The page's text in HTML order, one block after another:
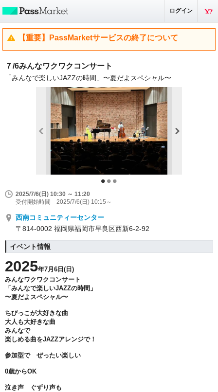
ログイン
【重要】PassMarketサービスの終了について
７/6みんなワクワクコンサート
「みんなで楽しいJAZZの時間」〜夏だよスペシャル〜
2025/7/6(日) 10:30 ～ 11:20
受付開始時間 2025/7/6(日) 10:15～
西南コミュニティーセンター
〒814-0002 福岡県福岡市早良区西新6-2-92
イベント情報
2025年7月6日(日)
みんなワクワクコンサート
「みんなで楽しいJAZZの時間」
〜夏だよスペシャル〜
ちびっこが大好きな曲
大人も大好きな曲
みんなで
楽しめる曲をJAZZアレンジで！
参加型で ぜったい楽しい
0歳からOK
泣き声 ぐずり声も